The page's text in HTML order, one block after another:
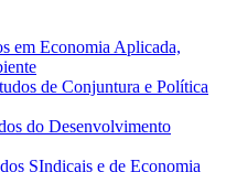
em Economia Aplicada,
de Conjuntura e Política
do Desenvolvimento
SIndicais e de Economia